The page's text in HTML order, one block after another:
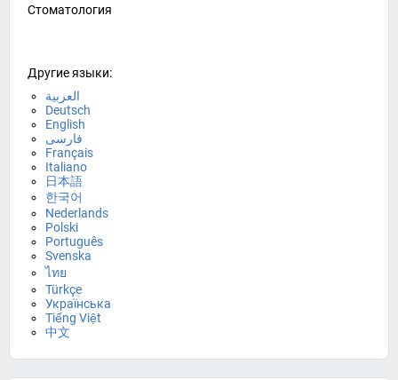
Стоматология
Другие языки:
العربية
Deutsch
English
فارسی
Français
Italiano
日本語
한국어
Nederlands
Polski
Português
Svenska
ไทย
Türkçe
Українська
Tiếng Việt
中文